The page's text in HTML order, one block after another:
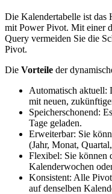
Die Kalendertabelle ist das
mit Power Pivot. Mit einer
Query vermeiden Sie die
Pivot.
Die Vorteile der
Automatisch aktuell:
mit neuen,
Speicherschonend:
Tage geladen.
Erweiterbar: Sie
(Jahr, Monat,
Flexibel: Sie können
Kalenderwochen
Konsistent: Alle
auf denselben